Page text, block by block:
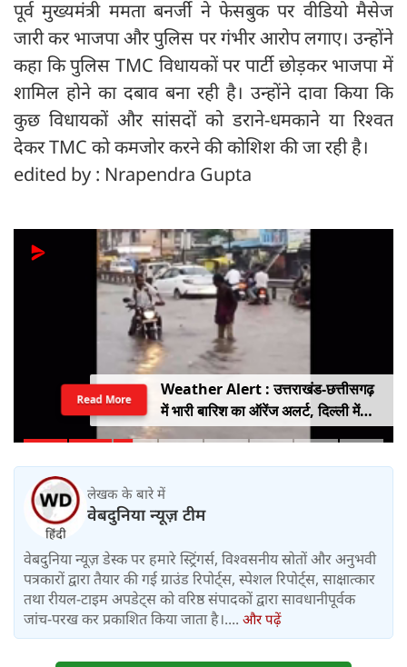
पूर्व मुख्यमंत्री ममता बनर्जी ने फेसबुक पर वीडियो मैसेज
जारी कर भाजपा और पुलिस पर गंभीर आरोप लगाए। उन्होंने
कहा कि पुलिस TMC विधायकों पर पार्टी छोड़कर भाजपा में
शामिल होने का दबाव बना रही है। उन्होंने दावा किया कि
कुछ विधायकों और सांसदों को डराने-धमकाने या रिश्वत
देकर TMC को कमजोर करने की कोशिश की जा रही है।
edited by : Nrapendra Gupta
Weather Alert : उत्तराखंड-छत्तीसगढ़
में भारी बारिश का ऑरेंज अलर्ट, दिल्ली में
हल्की बारिश, जानें IMD का ताजा अपडेट
Read More
लेखक के बारे में
वेबदुनिया न्यूज़ टीम
वेबदुनिया न्यूज़ डेस्क पर हमारे स्ट्रिंगर्स, विश्वसनीय स्रोतों और अनुभवी
पत्रकारों द्वारा तैयार की गई ग्राउंड रिपोर्ट्स, स्पेशल रिपोर्ट्स, साक्षात्कार
तथा रीयल-टाइम अपडेट्स को वरिष्ठ संपादकों द्वारा सावधानीपूर्वक
जांच-परख कर प्रकाशित किया जाता है।.... और पढ़ें